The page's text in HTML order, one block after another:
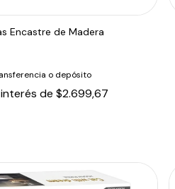
Encastre de Madera
o depósito
de $2.699,67